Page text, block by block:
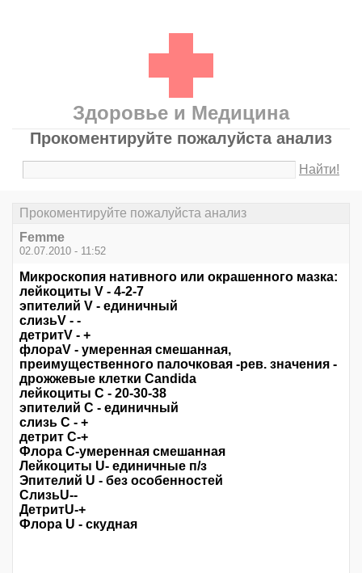
Здоровье и Медицина
Прокоментируйте пожалуйста анализ
Найти!
Прокоментируйте пожалуйста анализ
Femme
02.07.2010 - 11:52
Микроскопия нативного или окрашенного мазка:
лейкоциты V - 4-2-7
эпителий V - единичный
слизьV - -
детритV - +
флораV - умеренная смешанная,
преимущественного палочковая -рев. значения -
дрожжевые клетки Candida
лейкоциты C - 20-30-38
эпителий С - единичный
слизь С - +
детрит С-+
Флора С-умеренная смешанная
Лейкоциты U- единичные п/з
Эпителий U - без особенностей
СлизьU--
ДетритU-+
Флора U - скудная